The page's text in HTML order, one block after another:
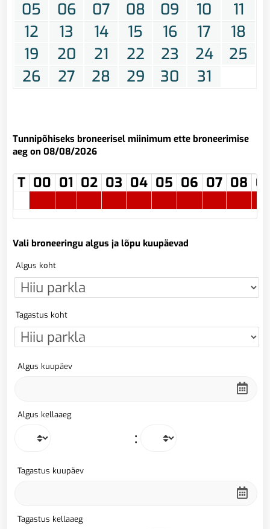
05 06 07 08 09 10
11
12
13 14 15 16 17
18
19
20 21 22 23 24
25
26
27 28 29 30 31
Tunnipõhiseks broneerisel miinimum ette broneerimise
aeg on 08/08/2026
T 00 01 02 03 04 05 06 07 08
Vali broneeringu algus ja lõpu kuupäevad
Algus koht
Tagastus koht
Algus kuupäev
Algus kellaaeg
:
Tagastus kuupäev
Tagastus kellaaeg